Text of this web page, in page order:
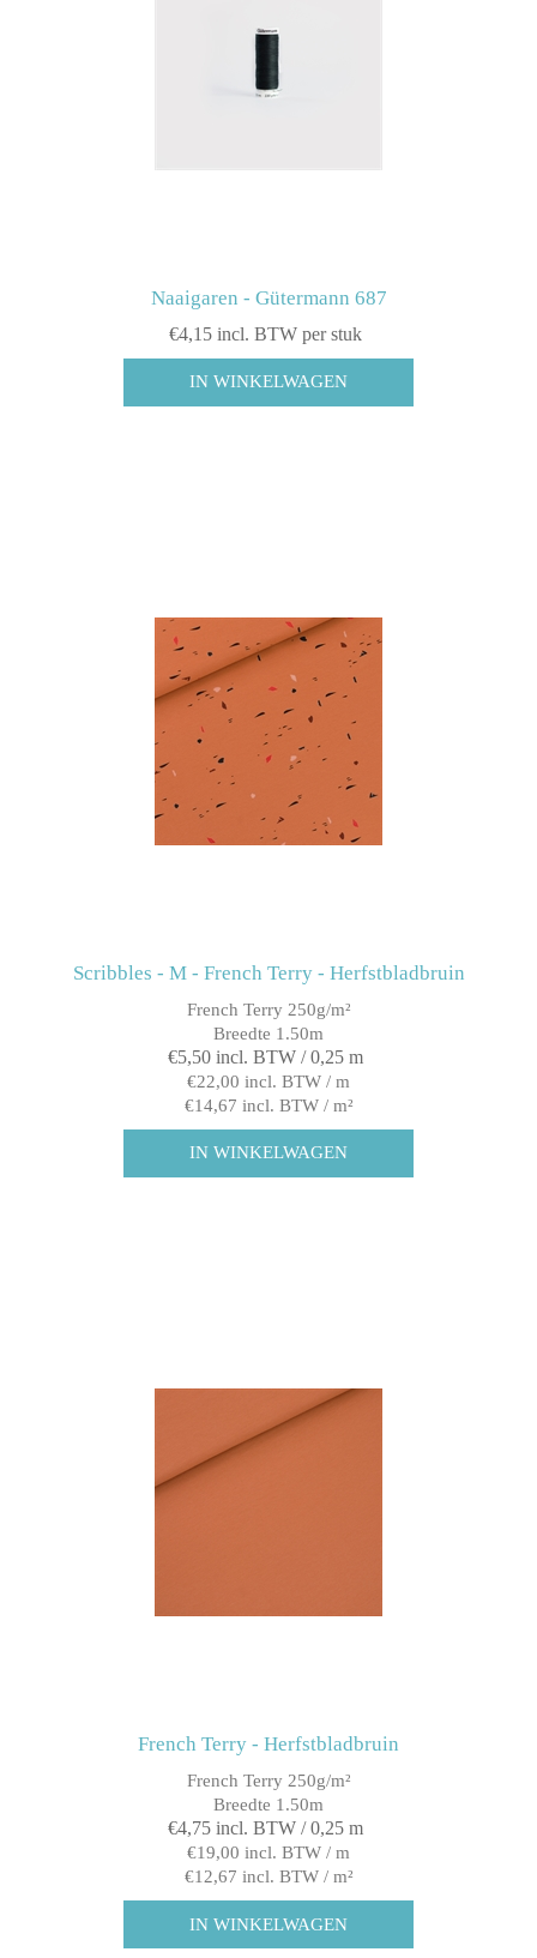
Naaigaren - Gütermann 687
€4,15 incl. BTW per stuk
Scribbles - M - French Terry - Herfstbladbruin
French Terry 250g/m²
Breedte 1.50m
€5,50 incl. BTW / 0,25 m
€22,00 incl. BTW / m
€14,67 incl. BTW / m²
French Terry - Herfstbladbruin
French Terry 250g/m²
Breedte 1.50m
€4,75 incl. BTW / 0,25 m
€19,00 incl. BTW / m
€12,67 incl. BTW / m²